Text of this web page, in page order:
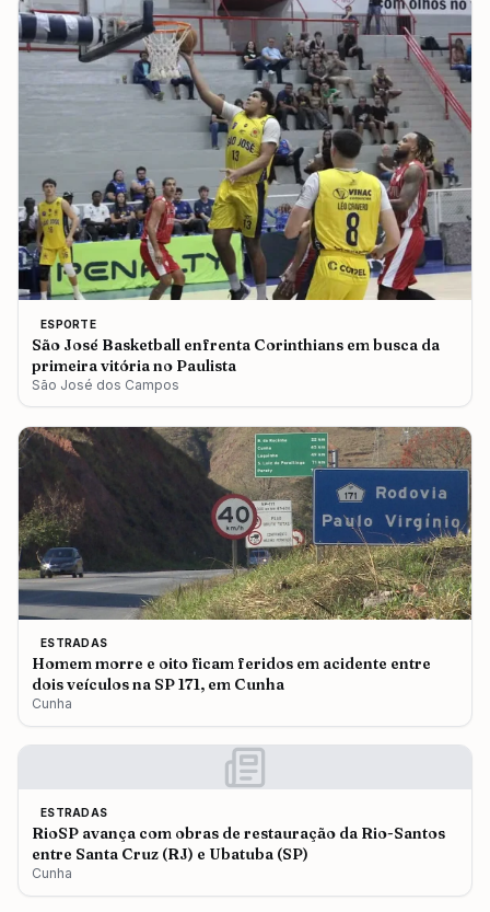
ESPORTE
São José Basketball enfrenta Corinthians em busca da
primeira vitória no Paulista
São José dos Campos
ESTRADAS
Homem morre e oito ficam feridos em acidente entre
dois veículos na SP 171, em Cunha
Cunha
ESTRADAS
RioSP avança com obras de restauração da Rio-Santos
entre Santa Cruz (RJ) e Ubatuba (SP)
Cunha